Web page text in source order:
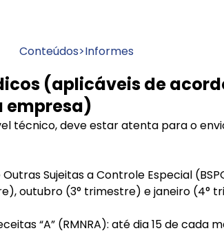
Conteúdos>Informes
(aplicáveis de
empresa)
técnico, deve estar atenta para o
Sujeitas a Controle Especial
outubro (3° trimestre) e janeiro (4°
“A” (RMNRA): até dia 15 de cada